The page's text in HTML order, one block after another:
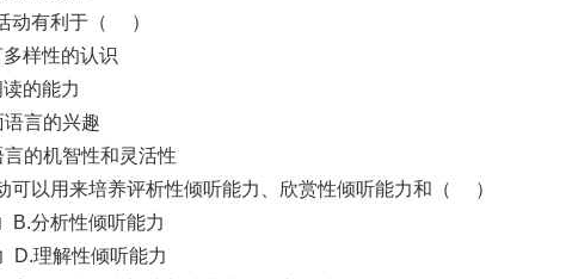
动有利于（ ）
样性的认识
的能力
言的兴趣
的机智性和灵活性
可以用来培养评析性倾听能力、欣赏性倾听能力和（ ）
B.分析性倾听能力
D.理解性倾听能力